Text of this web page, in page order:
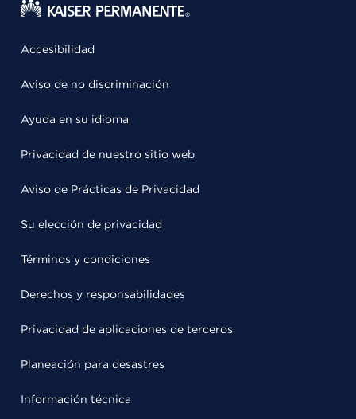
Accesibilidad
Aviso de no discriminación
Ayuda en su idioma
Privacidad de nuestro sitio web
Aviso de Prácticas de Privacidad
Su elección de privacidad
Términos y condiciones
Derechos y responsabilidades
Privacidad de aplicaciones de terceros
Planeación para desastres
Información técnica